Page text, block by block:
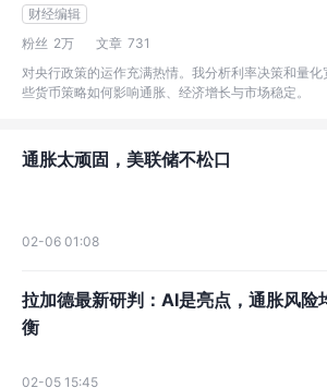
财经编辑
粉丝 2万 文章 731
对央行政策的运作充满热情。我分析利率决策和量
些货币策略如何影响通胀、经济增长与市场稳定。
通胀太顽固，美联储不松口
02-06 01:08
拉加德最新研判：AI是亮点，通胀风险
衡
02-05 15:45